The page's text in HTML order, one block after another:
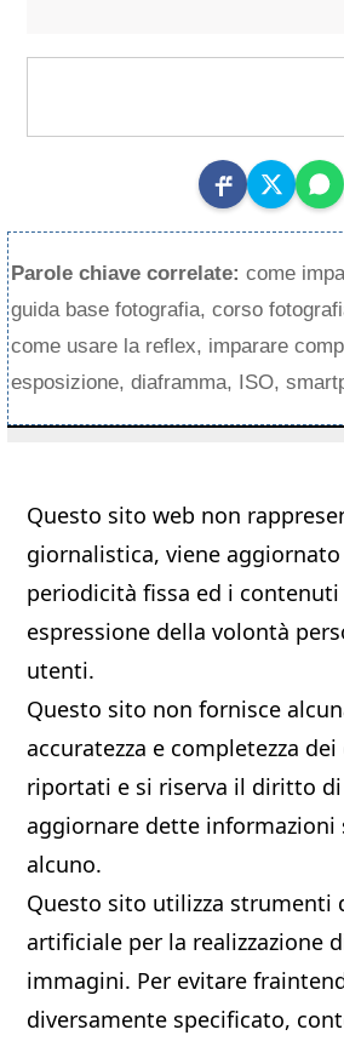
Parole chiave correlate: come
guida base fotografia, corso
come usare la reflex, imparare
esposizione, diaframma, ISO,
Questo sito web non
giornalistica, viene aggiornato
periodicità fissa ed i
espressione della volontà
utenti.
Questo sito non fornisce
accuratezza e completezza
riportati e si riserva il diritto
aggiornare dette informazioni
alcuno.
Questo sito utilizza strumenti
artificiale per la realizzazione
immagini. Per evitare
diversamente specificato,